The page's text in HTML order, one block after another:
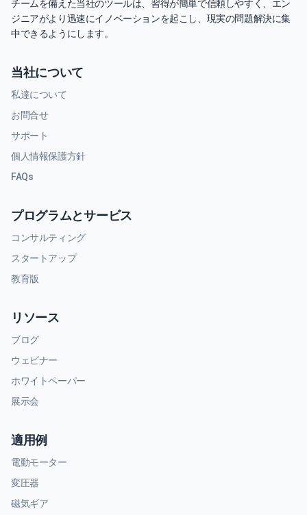
チームを備えた当社のツールは、習得が簡単で信頼しやすく、エン
ジニアがより迅速にイノベーションを起こし、現実の問題解決に集
中できるようにします。
当社について
私達について
お問合せ
サポート
個人情報保護方針
FAQs
プログラムとサービス
コンサルティング
スタートアップ
教育版
リソース
ブログ
ウェビナー
ホワイトペーパー
展示会
適用例
電動モーター
変圧器
磁気ギア